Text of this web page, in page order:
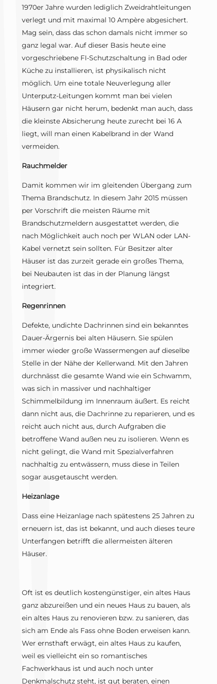
1970er Jahre wurden lediglich Zweidrahtleitungen
verlegt und mit maximal 10 Ampère abgesichert.
Mag sein, dass das schon damals nicht immer so
ganz legal war. Auf dieser Basis heute eine
vorgeschriebene FI-Schutzschaltung in Bad oder
Küche zu installieren, ist physikalisch nicht
möglich. Um eine totale Neuverlegung aller
Unterputz-Leitungen kommt man bei vielen
Häusern gar nicht herum, bedenkt man auch, dass
die kleinste Absicherung heute zurecht bei 16 A
liegt, will man einen Kabelbrand in der Wand
vermeiden.
Rauchmelder
Damit kommen wir im gleitenden Übergang zum
Thema Brandschutz. In diesem Jahr 2015 müssen
per Vorschrift die meisten Räume mit
Brandschutzmeldern ausgestattet werden, die
nach Möglichkeit auch noch per WLAN oder LAN-
Kabel vernetzt sein sollten. Für Besitzer alter
Häuser ist das zurzeit gerade ein großes Thema,
bei Neubauten ist das in der Planung längst
integriert.
Regenrinnen
Defekte, undichte Dachrinnen sind ein bekanntes
Dauer-Ärgernis bei alten Häusern. Sie spülen
immer wieder große Wassermengen auf dieselbe
Stelle in der Nähe der Kellerwand. Mit den Jahren
durchnässt die gesamte Wand wie ein Schwamm,
was sich in massiver und nachhaltiger
Schimmelbildung im Innenraum äußert. Es reicht
dann nicht aus, die Dachrinne zu reparieren, und es
reicht auch nicht aus, durch Aufgraben die
betroffene Wand außen neu zu isolieren. Wenn es
nicht gelingt, die Wand mit Spezialverfahren
nachhaltig zu entwässern, muss diese in Teilen
sogar ausgetauscht werden.
Heizanlage
Dass eine Heizanlage nach spätestens 25 Jahren zu
erneuern ist, das ist bekannt, und auch dieses teure
Unterfangen betrifft die allermeisten älteren
Häuser.
Oft ist es deutlich kostengünstiger, ein altes Haus
ganz abzureißen und ein neues Haus zu bauen, als
ein altes Haus zu renovieren bzw. zu sanieren, das
sich am Ende als Fass ohne Boden erweisen kann.
Wer ernsthaft erwägt, ein altes Haus zu kaufen,
weil es vielleicht ein so romantisches
Fachwerkhaus ist und auch noch unter
Denkmalschutz steht, ist gut beraten, einen